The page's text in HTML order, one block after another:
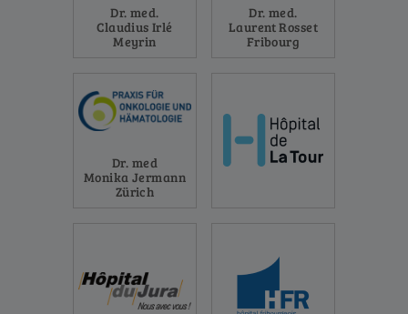
Dr. med.
Claudius Irlé
Meyrin
Dr. med.
Laurent Rosset
Fribourg
Dr. med
Monika Jermann
Zürich